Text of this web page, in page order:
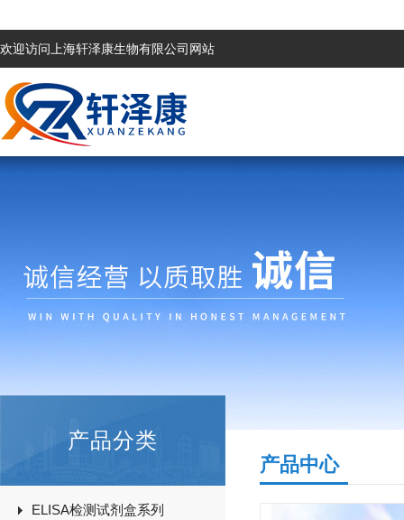
欢迎访问上海轩泽康生物有限公司网站
产品分类
ELISA检测试剂盒系列
产品中心